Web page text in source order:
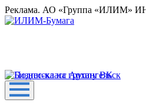
Реклама. АО «Группа «ИЛИМ»